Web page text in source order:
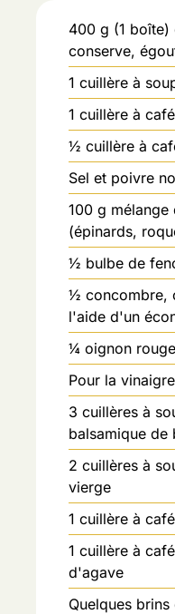
400 g (1 boîte)
conserve,
1 cuillère à
1 cuillère à
½ cuillère à
Sel et poivre
100 g mélange
(épinards,
½ bulbe de
½ concombre,
l'aide d'un
¼ oignon
Pour la
3 cuillères à
balsamique de
2 cuillères à
vierge
1 cuillère à
1 cuillère à
d'agave
Quelques